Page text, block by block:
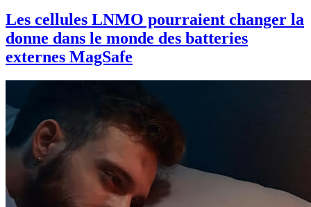
Les cellules LNMO pourraient changer la
donne dans le monde des batteries
externes MagSafe